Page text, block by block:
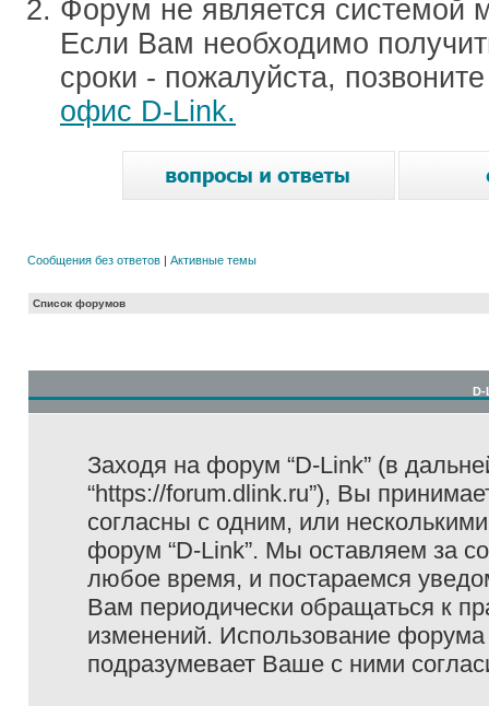
Форум не является системой
Если Вам необходимо
сроки - пожалуйста,
офис D-Link.
Сообщения без ответов | Активные темы
Список форумов
D-
Заходя на форум “D-Link” (в
“https://forum.dlink.ru”), Вы
согласны с одним, или
форум “D-Link”. Мы оставляем за
любое время, и постараемся
Вам периодически обращаться к
изменений. Использование
подразумевает Ваше с ними